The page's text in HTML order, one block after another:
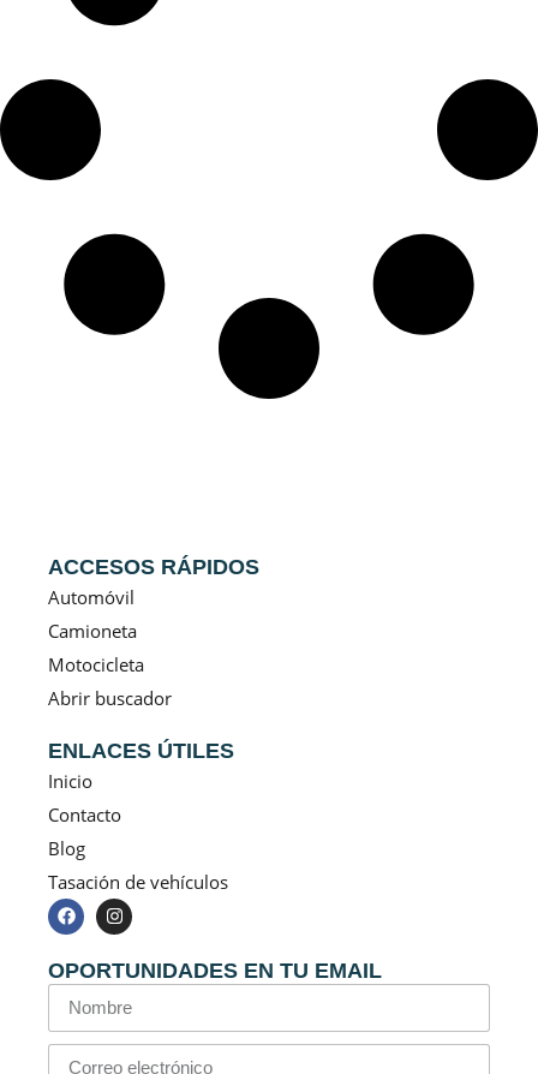
ACCESOS RÁPIDOS
Automóvil
Camioneta
Motocicleta
Abrir buscador
ENLACES ÚTILES
Inicio
Contacto
Blog
Tasación de vehículos
OPORTUNIDADES EN TU EMAIL